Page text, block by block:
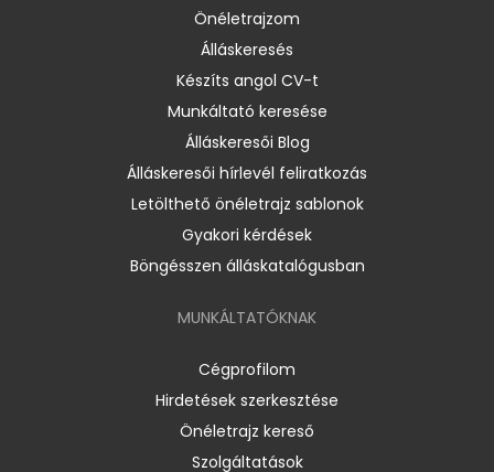
Önéletrajzom
Álláskeresés
Készíts angol CV-t
Munkáltató keresése
Álláskeresői Blog
Álláskeresői hírlevél feliratkozás
Letölthető önéletrajz sablonok
Gyakori kérdések
Böngésszen álláskatalógusban
MUNKÁLTATÓKNAK
Cégprofilom
Hirdetések szerkesztése
Önéletrajz kereső
Szolgáltatások